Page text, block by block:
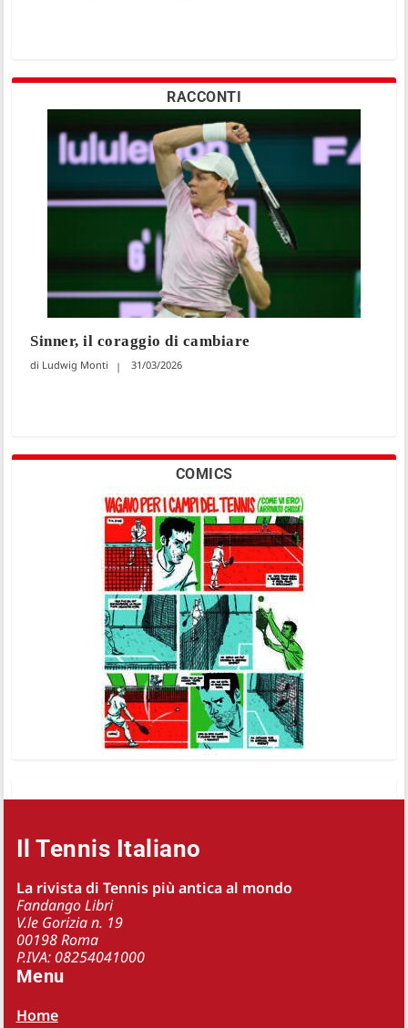
RACCONTI
Sinner, il coraggio di cambiare
Ludwig Monti 31/03/2026
COMICS
Il Tennis Italiano
La rivista di Tennis più antica al mondo
Fandango Libri
V.le Gorizia n. 19
00198 Roma
P.IVA: 08254041000
Menu
Home